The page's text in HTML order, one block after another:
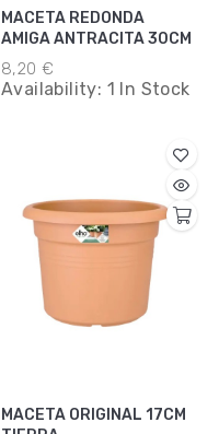
MACETA REDONDA
AMIGA ANTRACITA 30CM
8,20 €
Availability: 1 In Stock
MACETA ORIGINAL 17CM